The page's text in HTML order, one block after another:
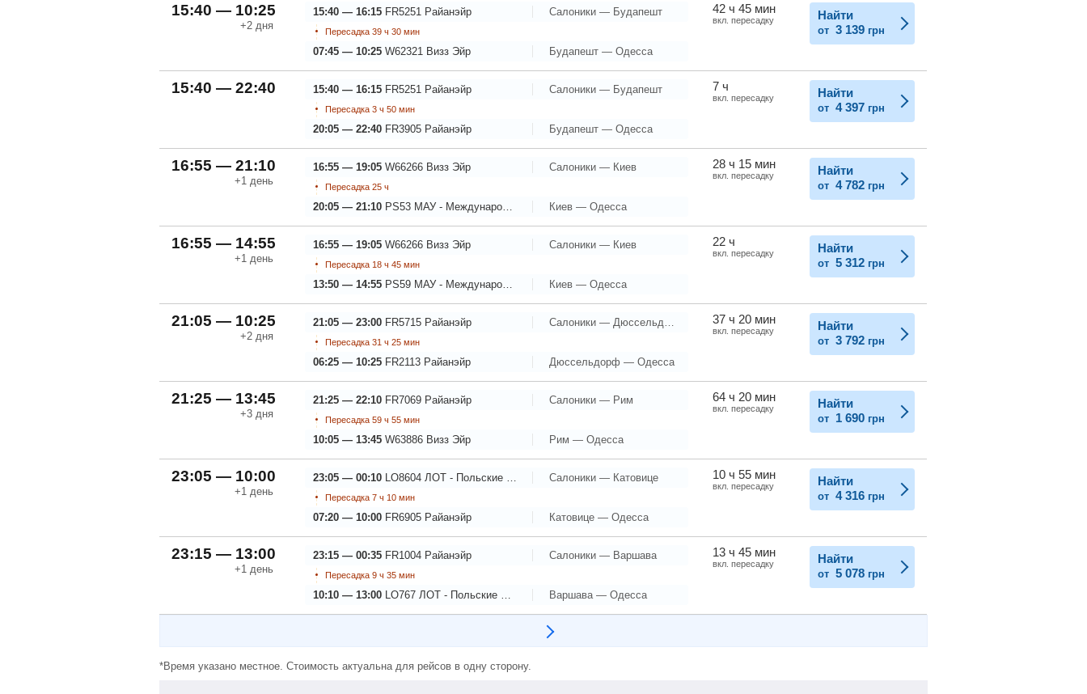
15:40 — 10:25
+2 дня
15:40 — 16:15 FR5251 Райанэйр Салоники — Будапешт
Пересадка 39 ч 30 мин
07:45 — 10:25 W62321 Визз Эйр Будапешт — Одесса
42 ч 45 мин
вкл. пересадку Найти
от 3 139 грн
15:40 — 22:40 15:40 — 16:15 FR5251 Райанэйр Салоники — Будапешт
Пересадка 3 ч 50 мин
20:05 — 22:40 FR3905 Райанэйр Будапешт — Одесса
7 ч
вкл. пересадку Найти
от 4 397 грн
16:55 — 21:10
+1 день
16:55 — 19:05 W66266 Визз Эйр Салоники — Киев
Пересадка 25 ч
20:05 — 21:10 PS53 МАУ - Международные Авиалинии Украины Киев — Одесса
28 ч 15 мин
вкл. пересадку Найти
от 4 782 грн
16:55 — 14:55
+1 день
16:55 — 19:05 W66266 Визз Эйр Салоники — Киев
Пересадка 18 ч 45 мин
13:50 — 14:55 PS59 МАУ - Международные Авиалинии Украины Киев — Одесса
22 ч
вкл. пересадку Найти
от 5 312 грн
21:05 — 10:25
+2 дня
21:05 — 23:00 FR5715 Райанэйр
Пересадка 31 ч 25 мин
06:25 — 10:25 FR2113 Райанэйр Дюссельдорф — Одесса
37 ч 20 мин
вкл. пересадку Найти
от 3 792 грн
21:25 — 13:45
+3 дня
21:25 — 22:10 FR7069 Райанэйр Салоники — Рим
Пересадка 59 ч 55 мин
10:05 — 13:45 W63886 Визз Эйр Рим — Одесса
64 ч 20 мин
вкл. пересадку Найти
от 1 690 грн
23:05 — 10:00
+1 день
23:05 — 00:10 LO8604 ЛОТ - Польские Авиалинии Салоники — Катовице
Пересадка 7 ч 10 мин
07:20 — 10:00 FR6905 Райанэйр Катовице — Одесса
10 ч 55 мин
вкл. пересадку Найти
от 4 316 грн
23:15 — 13:00
+1 день
23:15 — 00:35 FR1004 Райанэйр Салоники — Варшава
Пересадка 9 ч 35 мин
10:10 — 13:00 LO767 ЛОТ - Польские Авиалинии Варшава — Одесса
13 ч 45 мин
вкл. пересадку Найти
от 5 078 грн
*Время указано местное. Стоимость актуальна для рейсов в одну сторону.